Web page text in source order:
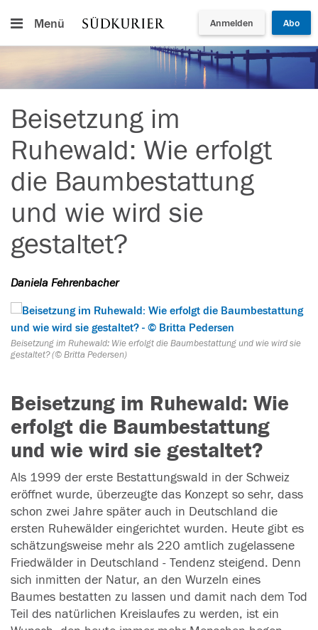
Menü Anmelden Abo
Beisetzung im
Ruhewald: Wie erfolgt
die Baumbestattung
und wie wird sie
gestaltet?
Daniela Fehrenbacher
Beisetzung im Ruhewald: Wie erfolgt die Baumbestattung und wie wird sie
gestaltet? (© Britta Pedersen)
Beisetzung im Ruhewald: Wie
erfolgt die Baumbestattung
und wie wird sie gestaltet?
Als 1999 der erste Bestattungswald in der Schweiz
eröffnet wurde, überzeugte das Konzept so sehr, dass
schon zwei Jahre später auch in Deutschland die
ersten Ruhewälder eingerichtet wurden. Heute gibt es
schätzungsweise mehr als 220 amtlich zugelassene
Friedwälder in Deutschland - Tendenz steigend. Denn
sich inmitten der Natur, an den Wurzeln eines
Baumes bestatten zu lassen und damit nach dem Tod
Teil des natürlichen Kreislaufes zu werden, ist ein